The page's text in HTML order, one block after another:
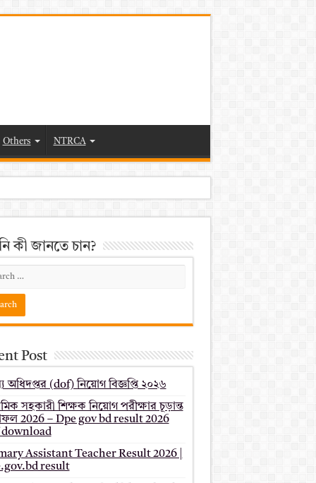
Others NTRCA
কী জানতে চান?
Post
অধিদপ্তর (dof) নিয়োগ বিজ্ঞপ্তি ২০২৬
সহকারী শিক্ষক নিয়োগ পরীক্ষার চূড়ান্ত
2026 – Dpe gov bd result 2026
Assistant Teacher Result 2026 |
result